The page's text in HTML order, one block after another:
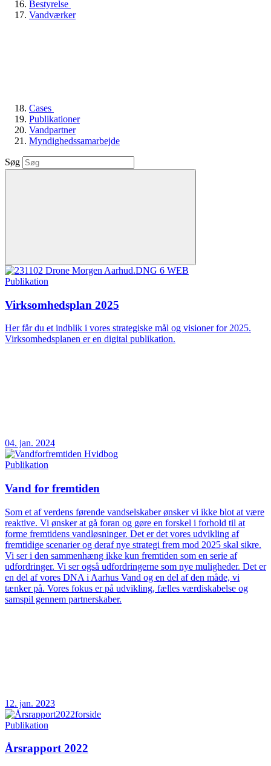
Bestyrelse
Vandværker
Cases
Publikationer
Vandpartner
Myndighedssamarbejde
Søg
Publikation
Virksomhedsplan 2025
Her får du et indblik i vores strategiske mål og visioner for 2025.
Virksomhedsplanen er en digital publikation.
04. jan. 2024
Publikation
Vand for fremtiden
Som et af verdens førende vandselskaber ønsker vi ikke blot at være
reaktive. Vi ønsker at gå foran og gøre en forskel i forhold til at
forme fremtidens vandløsninger. Det er det vores udvikling af
fremtidige scenarier og deraf nye strategi frem mod 2025 skal sikre.
Vi ser i den sammenhæng ikke kun fremtiden som en serie af
udfordringer. Vi ser også udfordringerne som nye muligheder. Det er
en del af vores DNA i Aarhus Vand og en del af den måde, vi
tænker på. Vores fokus er på udvikling, fælles værdiskabelse og
samspil gennem partnerskaber.
12. jan. 2023
Publikation
Årsrapport 2022